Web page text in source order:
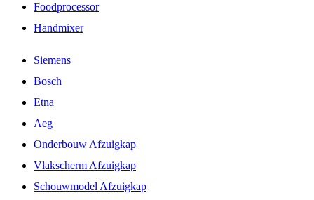
Foodprocessor
Handmixer
Siemens
Bosch
Etna
Aeg
Onderbouw Afzuigkap
Vlakscherm Afzuigkap
Schouwmodel Afzuigkap